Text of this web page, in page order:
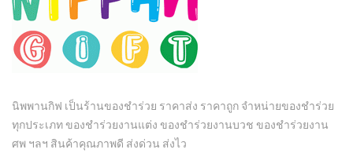
นิพพานกิฟ เป็นร้านของชำร่วย ราคาส่ง ราคาถูก จำหน่ายของชำร่วย
ทุกประเภท ของชำร่วยงานแต่ง ของชำร่วยงานบวช ของชำร่วยงาน
ศพ ฯลฯ สินค้าคุณภาพดี ส่งด่วน ส่งไว